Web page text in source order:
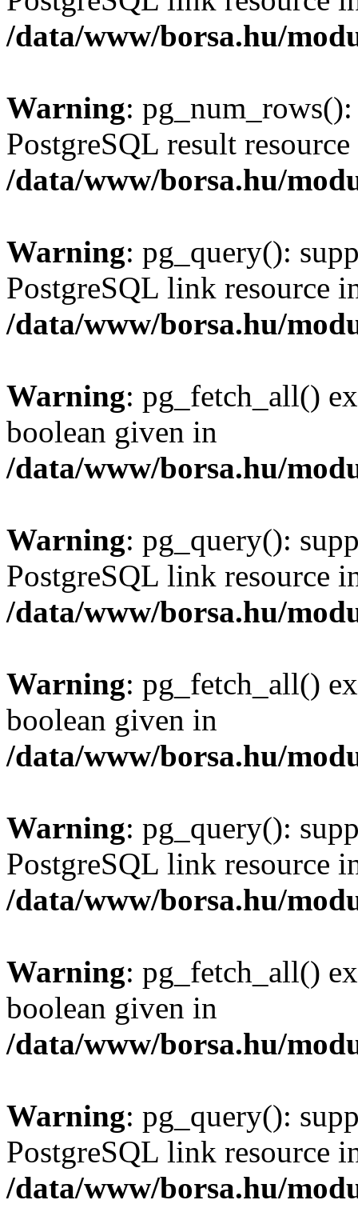
/data/www/borsa.hu/
Warning:
PostgreSQL result
/data/www/borsa.hu/
Warning: pg_query():
PostgreSQL link resource
/data/www/borsa.hu/
Warning: pg_fetch_all()
boolean given in
/data/www/borsa.hu/
Warning: pg_query():
PostgreSQL link resource
/data/www/borsa.hu/
Warning: pg_fetch_all()
boolean given in
/data/www/borsa.hu/
Warning: pg_query():
PostgreSQL link resource
/data/www/borsa.hu/
Warning: pg_fetch_all()
boolean given in
/data/www/borsa.hu/
Warning: pg_query():
PostgreSQL link resource
/data/www/borsa.hu/